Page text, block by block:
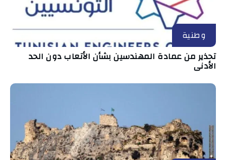
وطنية
تحذير من عمادة المهندسين بشأن الأتعاب دون الحد
الأدنى